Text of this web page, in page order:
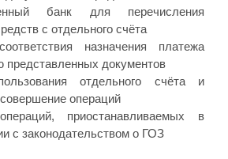
банк для перечисления
с отдельного счёта
назначения платежа
представленных документов
отдельного счёта и
операций
приостанавливаемых в
с законодательством о ГОЗ